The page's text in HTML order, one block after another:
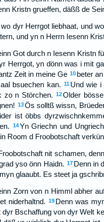
Kristn grueffen, däßß de
dyr Herrgot liebhaat, und
und yn n Herrn Iesenn
Got durch n Iesenn Kristn
Herrgot, yn dönn was i mit
Zeit in meine Ge 10 beter
bsuechen kan. 11 Und wie i
zo n Störchen.
12Older
13 Ös solltß wissn,
ist öbbs
14 Yn Griechn und
Room d Froobotschaft
nit schamen,
yso önn Haidn. 17 Denn in
glaaubt. Es steet ja
Zorn von n Himml abher
niderhaltnd. 19 Denn was
dyr Bschaffung von dyr Welt